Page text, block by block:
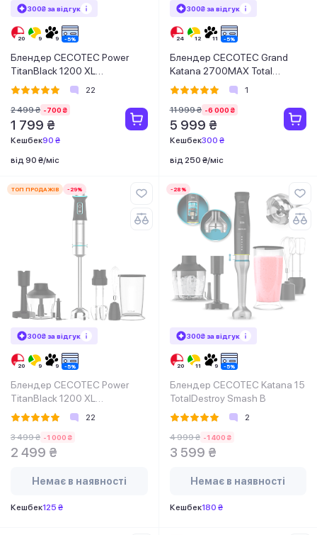
300₴ за відгук
Блендер CECOTEC Power
TitanBlack 1200 XL
Cream&Crush
22
2 499 ₴ -700 ₴
1 799 ₴
Кешбек90 ₴
від 90 ₴/міс
300₴ за відгук
Блендер CECOTEC Grand
Katana 2700MAX Total
Destroy Screen B 1
11 999 ₴ -6 000 ₴
5 999 ₴
Кешбек300 ₴
від 250 ₴/міс
ТОП ПРОДАЖІВ -29%
300₴ за відгук
Блендер CECOTEC Power
TitanBlack 1200 XL
PerfectCream&Crush
22
3 499 ₴ -1 000 ₴
2 499 ₴
Немає в наявності
Кешбек125 ₴
-28%
300₴ за відгук
Блендер CECOTEC Katana 15
TotalDestroy Smash B
2
4 999 ₴ -1 400 ₴
3 599 ₴
Немає в наявності
Кешбек180 ₴